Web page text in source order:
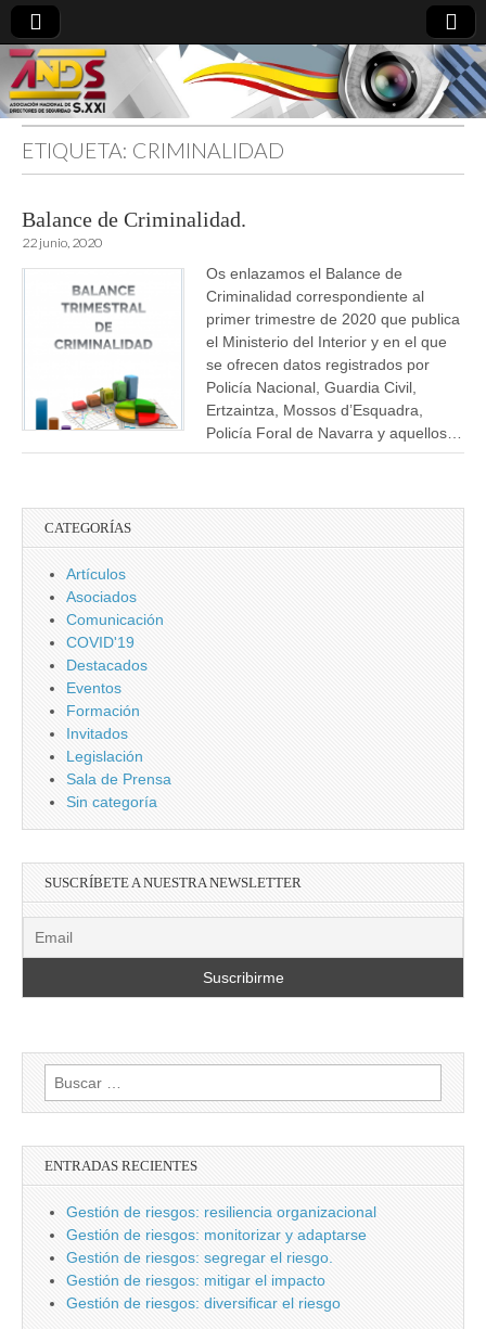
directoresdeseguridad.es
ETIQUETA: CRIMINALIDAD
Balance de Criminalidad.
22 junio, 2020
Os enlazamos el Balance de
Criminalidad correspondiente al
primer trimestre de 2020 que publica
el Ministerio del Interior y en el que
se ofrecen datos registrados por
Policía Nacional, Guardia Civil,
Ertzaintza, Mossos d’Esquadra,
Policía Foral de Navarra y aquellos…
CATEGORÍAS
Artículos
Asociados
Comunicación
COVID'19
Destacados
Eventos
Formación
Invitados
Legislación
Sala de Prensa
Sin categoría
SUSCRÍBETE A NUESTRA NEWSLETTER
Buscar:
ENTRADAS RECIENTES
Gestión de riesgos: resiliencia organizacional
Gestión de riesgos: monitorizar y adaptarse
Gestión de riesgos: segregar el riesgo.
Gestión de riesgos: mitigar el impacto
Gestión de riesgos: diversificar el riesgo